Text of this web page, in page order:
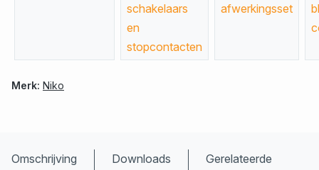
schakelaars
en
stopcontacten
afwerkingsset
Merk: Niko
Omschrijving Downloads
Gerelateerde